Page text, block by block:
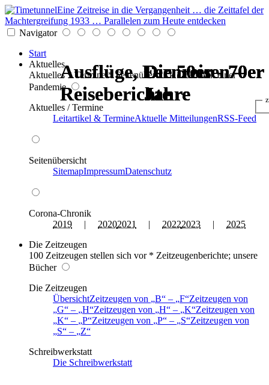
Eine Zeitreise in die Vergangenheit … die Zeittafel der
Machtergreifung 1933 … Parallelen zum Heute entdecken
Navigator
Start
Aktuelles
Aktuelles * Termine * Seitenüberblick * Chronik einer
Pandemie
Aktuelles / Termine
Leitartikel & TermineAktuelle MitteilungenRSS-Feed
Seitenübersicht
SitemapImpressumDatenschutz
Corona-Chronik
2019 | 20202021 | 20222023 | 2025
Die Zeitzeugen
100 Zeitzeugen stellen sich vor * Zeitzeugenberichte; unsere
Bücher
Die Zeitzeugen
ÜbersichtZeitzeugen von B – F Zeitzeugen von
G
– H Zeitzeugen von H – K Zeitzeugen von
K
– P Zeitzeugen von P – S Zeitzeugen von
S
–
Z
Schreibwerkstatt
Die Schreibwerkstatt
Die 50er - 70er
Jahre
Ausflüge, Fernreisen –
Reiseberichte
Die 50er - 70er
Jahre
Die 50er - 70er
Jahre
Ausflüge, Fernreisen –
Reiseberichte
Die 50er - 70er
Jahre